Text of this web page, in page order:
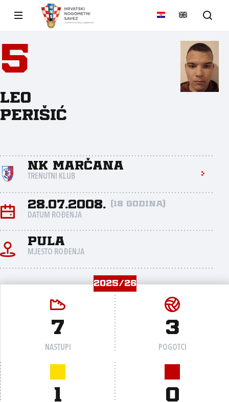
5
Leo
Perišić
NK Marčana
TRENUTNI KLUB
28.07.2008. (18 godina)
DATUM ROĐENJA
Pula
MJESTO ROĐENJA
2025/26
7
NASTUPI
3
POGOTCI
1 0